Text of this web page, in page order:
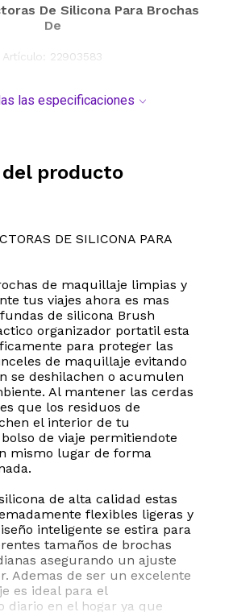
De Silicona Para Brochas
De
Artículo: 22903583
las especificaciones
producto
DE SILICONA PARA
de maquillaje limpias y
tus viajes ahora es mas
de silicona Brush
organizador portatil esta
para proteger las
de maquillaje evitando
se deshilachen o acumulen
Al mantener las cerdas
que los residuos de
el interior de tu
de viaje permitiendote
mismo lugar de forma
de alta calidad estas
flexibles ligeras y
inteligente se estira para
tamaños de brochas
asegurando un ajuste
Ademas de ser un excelente
es ideal para el
diario en el hogar ya que